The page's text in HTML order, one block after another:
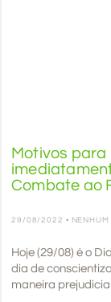
Motivos
Combate ao
29/08/2022
Hoje (29/08) é o
dia de
maneira